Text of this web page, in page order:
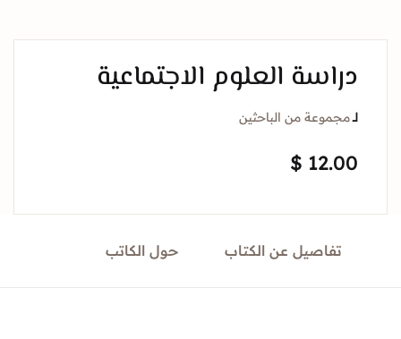
دراسة العلوم الاجتماعية
لــمجموعة من الباحثين
$ 12.00
تفاصيل عن الكتاب حول الكاتب